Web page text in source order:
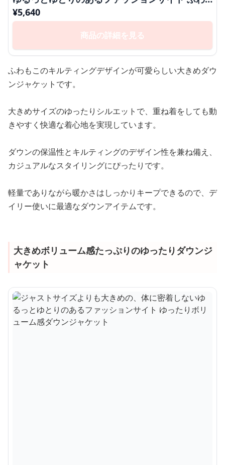
もこキルティングダウンジャケット
¥5,640
商品の詳細を見る
ふわもこのキルティングデザインが可愛らしい大きめダウ
ンジャケットです。
大きめサイズのゆったりシルエットで、重ね着をしても動
きやすく快適な着心地を実現しています。
ダウンの保温性とキルティングのデザイン性を兼ね備え、
カジュアルなスタイリングにぴったりです。
軽量でありながら暖かさはしっかりキープできるので、デ
イリー使いに最適なダウンアイテムです。
大きめボリューム感たっぷりのゆったりダウンジ
ャケット